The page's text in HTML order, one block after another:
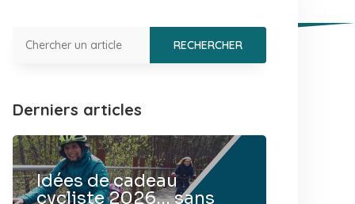
Derniers articles
Idées de cadeau
cycliste 2026… sans